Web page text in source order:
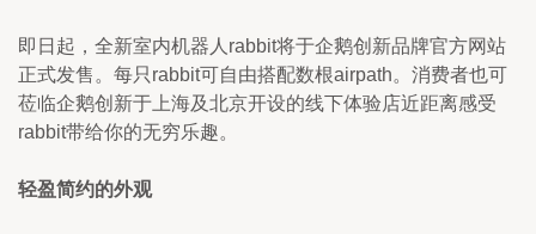
即日起，全新室内机器人rabbit将于企鹅创新品牌官方网站
正式发售。每只rabbit可自由搭配数根airpath。消费者也可
莅临企鹅创新于上海及北京开设的线下体验店近距离感受
rabbit带给你的无穷乐趣。
轻盈简约的外观